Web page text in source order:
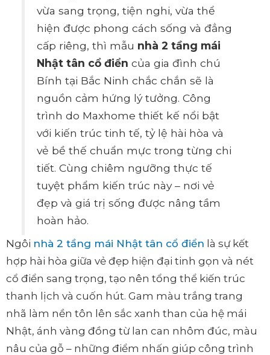
vừa sang trọng, tiện nghi, vừa thể
hiện được phong cách sống và đẳng
cấp riêng, thì mẫu nhà 2 tầng mái
Nhật tân cổ điển của gia đình chú
Bính tại Bắc Ninh chắc chắn sẽ là
nguồn cảm hứng lý tưởng. Công
trình do Maxhome thiết kế nổi bật
với kiến trúc tinh tế, tỷ lệ hài hòa và
vẻ bề thế chuẩn mực trong từng chi
tiết. Cùng chiêm ngưỡng thực tế
tuyệt phẩm kiến trúc này – nơi vẻ
đẹp và giá trị sống được nâng tầm
hoàn hảo.
Ngôi nhà 2 tầng mái Nhật tân cổ điển là sự kết
hợp hài hòa giữa vẻ đẹp hiện đại tinh gọn và nét
cổ điển sang trọng, tạo nên tổng thể kiến trúc
thanh lịch và cuốn hút. Gam màu trắng trang
nhã làm nền tôn lên sắc xanh than của hệ mái
Nhật, ánh vàng đồng từ lan can nhôm đúc, màu
nâu của gỗ – những điểm nhấn giúp công trình